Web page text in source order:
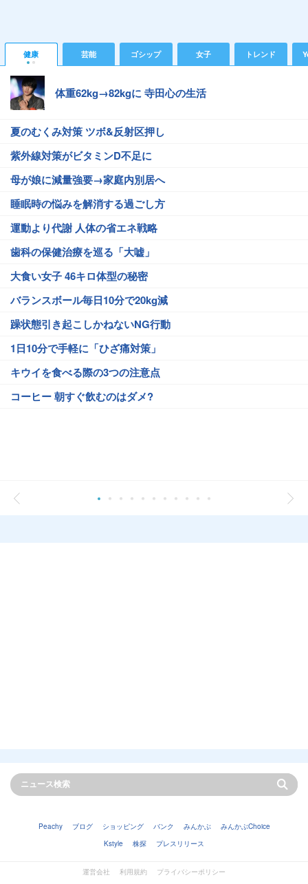
健康 芸能 ゴシップ 女子 トレンド
体重62kg→82kgに 寺田心の生活
夏のむくみ対策 ツボ&反射区押し
紫外線対策がビタミンD不足に
母が娘に減量強要→家庭内別居へ
睡眠時の悩みを解消する過ごし方
運動より代謝 人体の省エネ戦略
歯科の保健治療を巡る「大嘘」
大食い女子 46キロ体型の秘密
バランスボール毎日10分で20kg減
躁状態引き起こしかねないNG行動
1日10分で手軽に「ひざ痛対策」
キウイを食べる際の3つの注意点
コーヒー 朝すぐ飲むのはダメ?
Peachy ブログ ショッピング バンク みんかぶ
みんかぶChoice
Kstyle
株探 プレスリリース
運営会社 利用規約
プライバシーポリシー